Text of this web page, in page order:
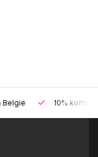
10% korting met een